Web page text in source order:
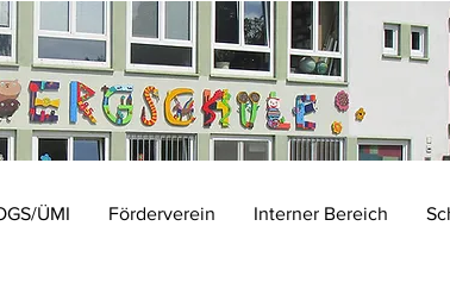
ÜMI Förderverein Interner Bereich